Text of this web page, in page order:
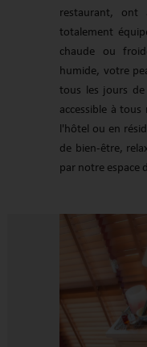
restaurant, ont
totalement
chaude ou
humide, votre
tous les jours de
accessible à
l'hôtel ou en
de bien-être,
par notre espace